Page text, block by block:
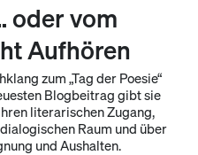
oder vom
Aufhören
zum „Tag der Poesie“
Blogbeitrag gibt sie
literarischen Zugang,
Raum und über
und Aushalten.